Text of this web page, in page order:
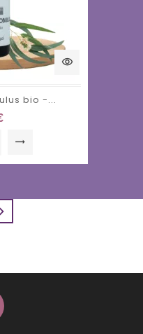
visibility
bio -...
trending_flat
